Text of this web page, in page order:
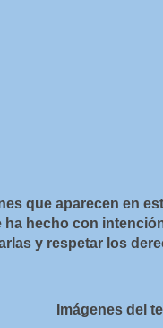
que aparecen en
ha hecho con
y respetar los
Imágenes del